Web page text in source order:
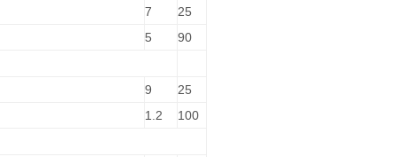
7
25
5
90
9
25
1.2
100